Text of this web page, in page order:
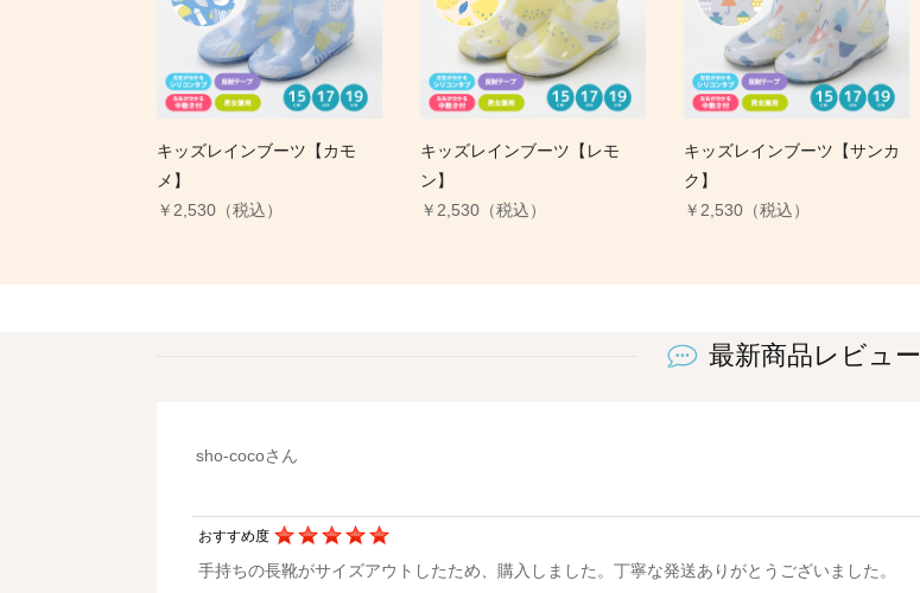
キッズレインブーツ【カモ
メ】
￥2,530（税込）
キッズレインブーツ【レモ
ン】
￥2,530（税込）
キッズレインブーツ【サンカ
ク】
￥2,530（税込）
最新商品レビュー
sho-cocoさん
おすすめ度
手持ちの長靴がサイズアウトしたため、購入しました。丁寧な発送ありがとうございました。